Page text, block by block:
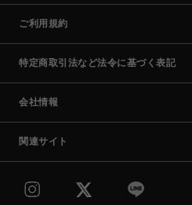
ご利用規約
特定商取引法など法令に基づく表記
会社情報
関連サイト